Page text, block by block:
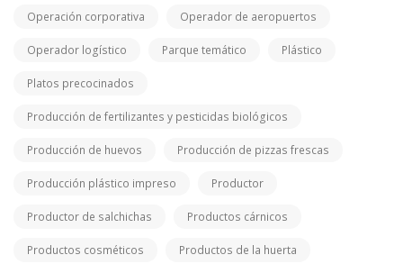
Operación corporativa Operador de aeropuertos
Operador logístico Parque temático Plástico
Platos precocinados
Producción de fertilizantes y pesticidas biológicos
Producción de huevos Producción de pizzas frescas
Producción plástico impreso Productor
Productor de salchichas Productos cárnicos
Productos cosméticos Productos de la huerta